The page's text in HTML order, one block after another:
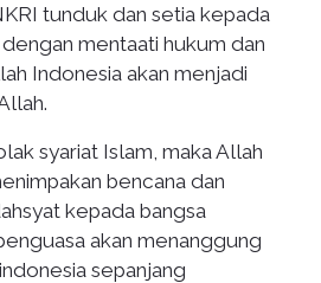
tunduk dan setia kepada
mentaati hukum dan
Indonesia akan menjadi
syariat Islam, maka Allah
bencana dan
kepada bangsa
akan menanggung
sepanjang